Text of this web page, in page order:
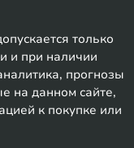
только
и при наличии
прогнозы
на данном сайте,
к покупке или